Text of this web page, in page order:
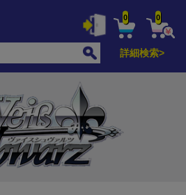
0 0
詳細検索>